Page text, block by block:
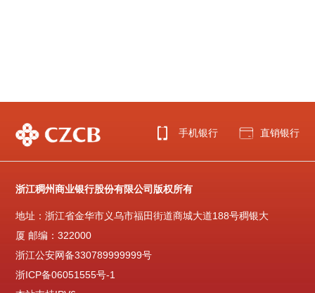
手机银行 直销银行
浙江稠州商业银行股份有限公司版权所有
地址：浙江省金华市义乌市福田街道商城大道188号稠银大
厦 邮编：322000
浙江公安网备330789999999号
浙ICP备06051555号-1